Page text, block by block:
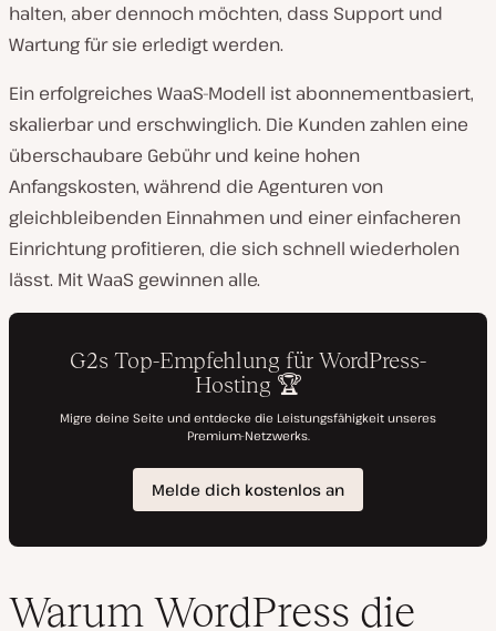
halten, aber dennoch möchten, dass Support und
Wartung für sie erledigt werden.
Ein erfolgreiches WaaS-Modell ist abonnementbasiert,
skalierbar und erschwinglich. Die Kunden zahlen eine
überschaubare Gebühr und keine hohen
Anfangskosten, während die Agenturen von
gleichbleibenden Einnahmen und einer einfacheren
Einrichtung profitieren, die sich schnell wiederholen
lässt. Mit WaaS gewinnen alle.
Warum WordPress die